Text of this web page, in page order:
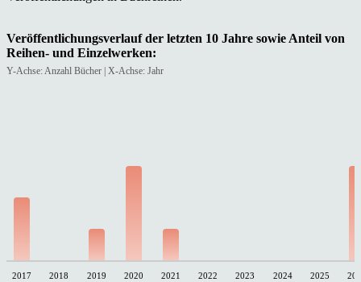
Veröffentlichungsverlauf der letzten 10 Jahre sowie Anteil von
Reihen- und Einzelwerken:
Y-Achse: Anzahl Bücher | X-Achse: Jahr
2017 2018 2019 2020 2021 2022 2023 2024 2025